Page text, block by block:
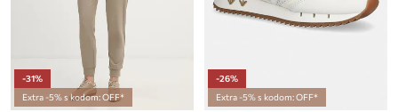
-31%
Extra -5% s kodom: OFF*
-26%
Extra -5% s kodom: OFF*